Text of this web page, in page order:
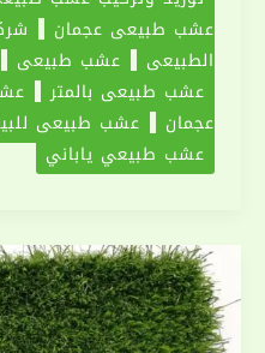
عشب طبيعي عجمان
الطبيعي
عشب طبيعي
عشب طبيعي بالمتر
عجمان
عشب طبيعي
عشب طبيعي ياباني